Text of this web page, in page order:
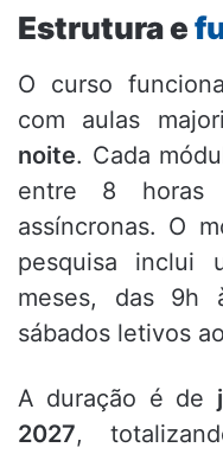
Estrutura e
O curso
com aulas
noite. Cada
entre 8 horas
assíncronas. O
pesquisa inclui
meses, das 9h
sábados letivos
A duração é de
2027,